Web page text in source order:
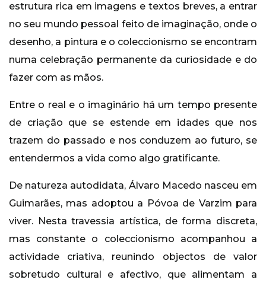
estrutura rica em imagens e textos breves, a entrar
no seu mundo pessoal feito de imaginação, onde o
desenho, a pintura e o coleccionismo se encontram
numa celebração permanente da curiosidade e do
fazer com as mãos.
Entre o real e o imaginário há um tempo presente
de criação que se estende em idades que nos
trazem do passado e nos conduzem ao futuro, se
entendermos a vida como algo gratificante.
De natureza autodidata, Álvaro Macedo nasceu em
Guimarães, mas adoptou a Póvoa de Varzim para
viver. Nesta travessia artística, de forma discreta,
mas constante o coleccionismo acompanhou a
actividade criativa, reunindo objectos de valor
sobretudo cultural e afectivo, que alimentam a